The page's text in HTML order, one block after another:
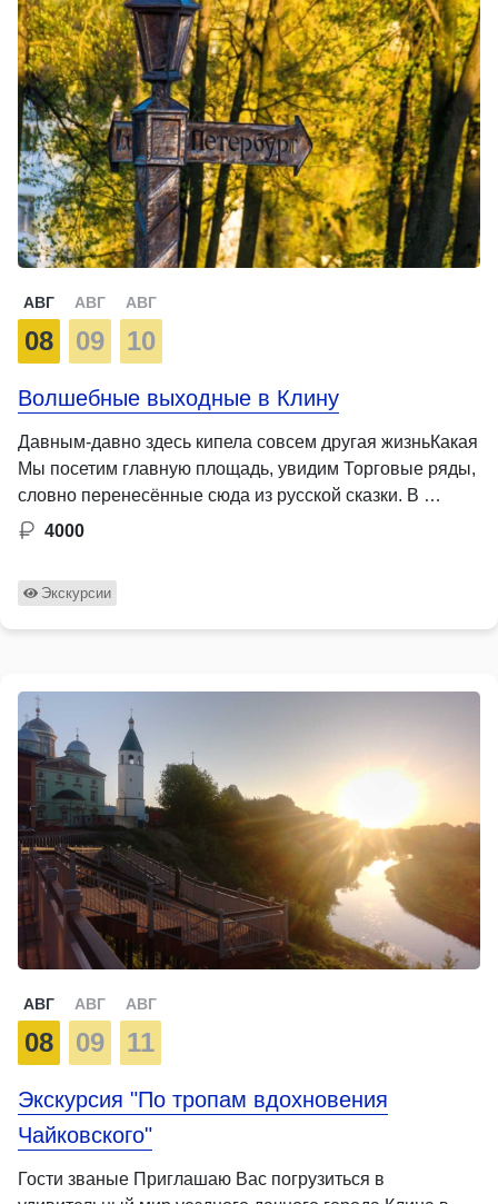
АВГ
08
АВГ
09
АВГ
10
Волшебные выходные в Клину
Давным-давно здесь кипела совсем другая жизньКакая
Мы посетим главную площадь, увидим Торговые ряды,
словно перенесённые сюда из русской сказки. В …
4000
Экскурсии
АВГ
08
АВГ
09
АВГ
11
Экскурсия "По тропам вдохновения
Чайковского"
Гости званые Приглашаю Вас погрузиться в